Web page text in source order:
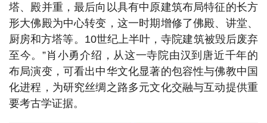
塔、殿并重，最后向以具有中原建筑布局特征的长方
形大佛殿为中心转变，这一时期增修了佛殿、讲堂、
厨房和方塔等。10世纪上半叶，寺院建筑被毁后废弃
至今。”肖小勇介绍，从这一寺院由汉到唐近千年的
布局演变，可看出中华文化显著的包容性与佛教中国
化进程，为研究丝绸之路多元文化交融与互动提供重
要考古学证据。